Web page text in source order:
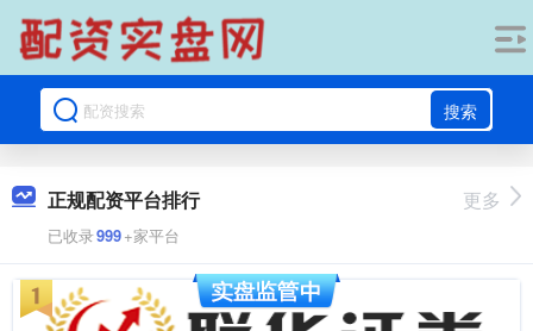
搜索
正规配资平台排行
已收录999+家平台
更多